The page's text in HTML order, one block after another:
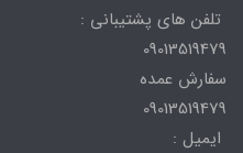
تلفن های پشتیبانی :
09013519479
سفارش عمده
09013519479
ایمیل :